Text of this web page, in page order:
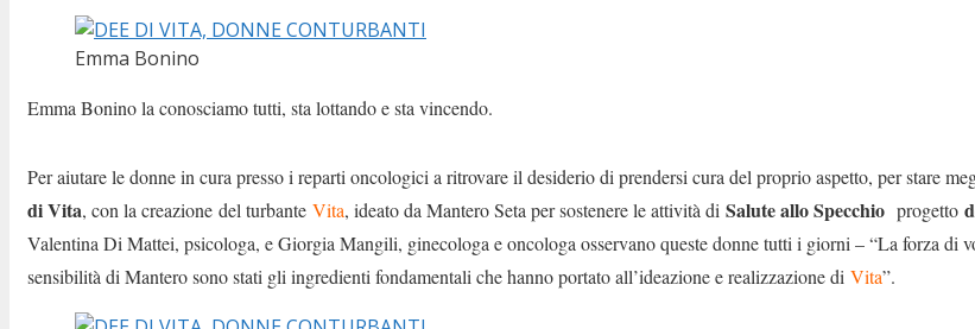
Emma Bonino
Emma Bonino la conosciamo tutti, sta lottando e sta vincendo.
Per aiutare le donne in cura presso i reparti oncologici a ritrovare il desiderio di prendersi cura del proprio aspetto, per stare
di Vita, con la creazione del turbante Vita, ideato da Mantero Seta per sostenere le attività di Salute allo Specchio progetto
Valentina Di Mattei, psicologa, e Giorgia Mangili, ginecologa e oncologa osservano queste donne tutti i giorni – “La forza di
sensibilità di Mantero sono stati gli ingredienti fondamentali che hanno portato all’ideazione e realizzazione di Vita”.